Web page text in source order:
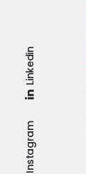
Instagram
Linkedin